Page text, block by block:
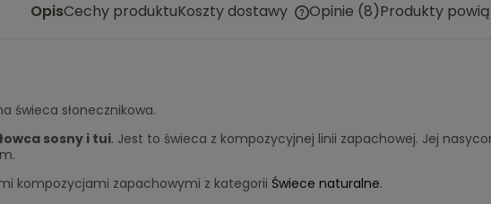
OpisCechy produktuKoszty dostawy Opinie (8)Produkty
świeca słonecznikowa.
sosny i tui. Jest to świeca z kompozycyjnej linii zapachowej. Jej
kompozycjami zapachowymi z kategorii Świece naturalne.